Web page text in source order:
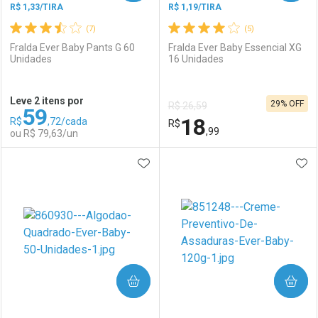
Comprar sem Desconto
Por R$ 18,99/cada
Comprar sem Desconto
Por R$ 18,99/cada
Comprar sem Desconto
Por R$ 22,39/cada
Comprar sem Desconto
Por R$ 22,39/cada
(7)
R$ 1,33/TIRA
Fralda Ever Baby Pants G 60
Unidades
Leve 2 itens por
R$59,72/cada
ou R$ 79,63/un
Laboratório
Por Menos
(5)
R$ 1,19/TIRA
Fralda Ever Baby Essencial XG
16 Unidades
R$ 26,59
R$18,99
29% OFF
Laboratório
Por Menos
ADICIONAR AOS FAVORITOS
COMPRAR COMPRAR